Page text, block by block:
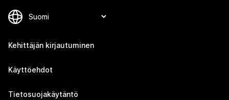
Kehittäjän kirjautuminen
Käyttöehdot
Tietosuojakäytäntö